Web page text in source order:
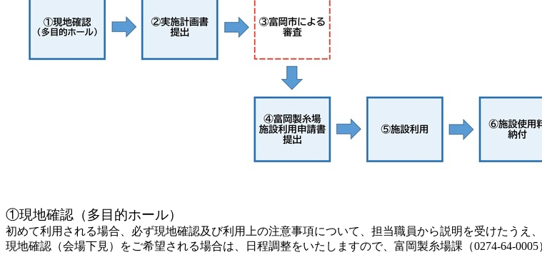
①現地確認（多目的ホール）
初めて利用される場合、必ず現地確認及び利用上の注意事項について、担当職員から説明を受けたうえ、
現地確認（会場下見）をご希望される場合は、日程調整をいたしますので、富岡製糸場課（0274-64-0005